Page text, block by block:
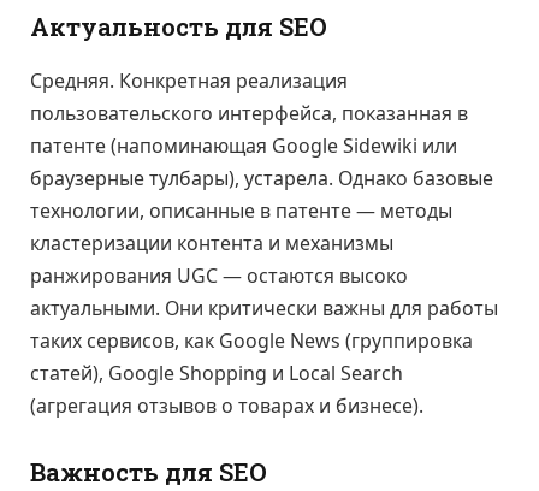
Актуальность для SEO
Средняя. Конкретная реализация
пользовательского интерфейса, показанная в
патенте (напоминающая Google Sidewiki или
браузерные тулбары), устарела. Однако базовые
технологии, описанные в патенте — методы
кластеризации контента и механизмы
ранжирования UGC — остаются высоко
актуальными. Они критически важны для работы
таких сервисов, как Google News (группировка
статей), Google Shopping и Local Search
(агрегация отзывов о товарах и бизнесе).
Важность для SEO